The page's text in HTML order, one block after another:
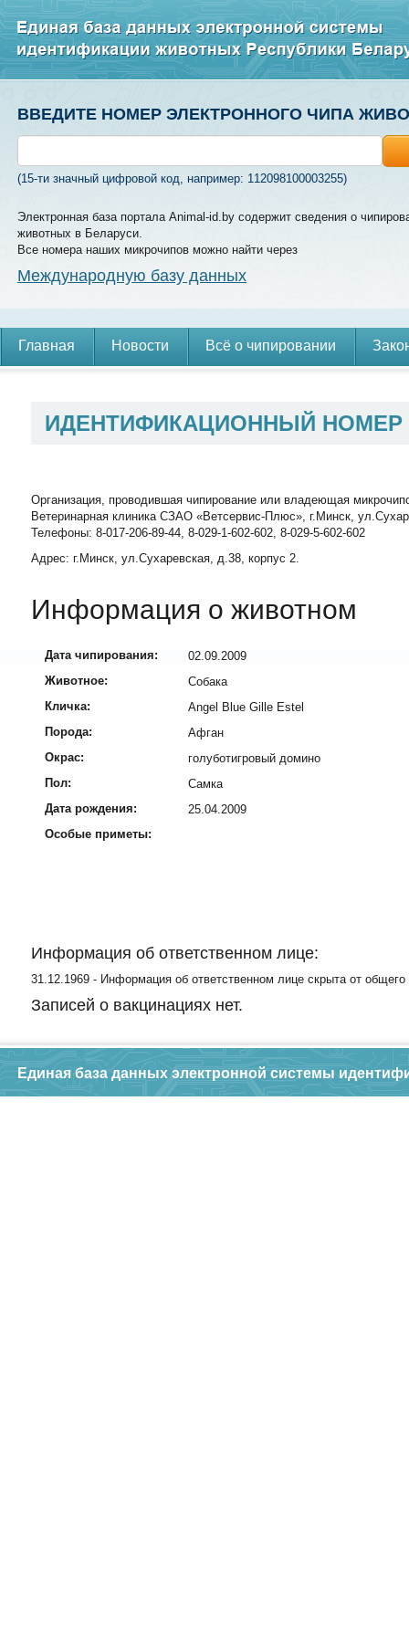
ВВЕДИТЕ НОМЕР ЭЛЕКТРОННОГО ЧИПА
(15-ти значный цифровой код, например: 112098100003255)
Электронная база портала Animal-id.by содержит сведения о
животных в Беларуси.
Все номера наших микрочипов можно найти через
Международную базу данных
Главная Новости Всё о чипировании
ИДЕНТИФИКАЦИОННЫЙ
Организация, проводившая чипирование или владеющая
Ветеринарная клиника СЗАО «Ветсервис-Плюс», г.Минск,
Телефоны: 8-017-206-89-44, 8-029-1-602-602, 8-029-5-602-602
Адрес: г.Минск, ул.Сухаревская, д.38, корпус 2.
Информация о животном
Дата чипирования:
02.09.2009
Животное:
Собака
Кличка:
Angel Blue Gille Estel
Порода:
Афган
Окрас:
голуботигровый домино
Пол:
Самка
Дата рождения:
25.04.2009
Особые приметы:
Информация об ответственном лице:
31.12.1969 - Информация об ответственном лице скрыта от общего
Записей о вакцинациях нет.
Единая база данных электронной системы